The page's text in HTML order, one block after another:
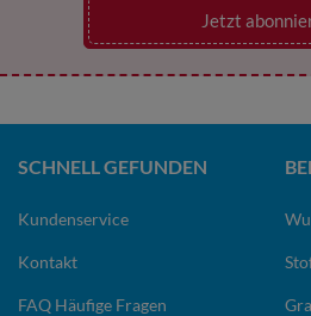
Jetzt
SCHNELL GEFUNDEN
Kundenservice
Kontakt
FAQ Häufige Fragen